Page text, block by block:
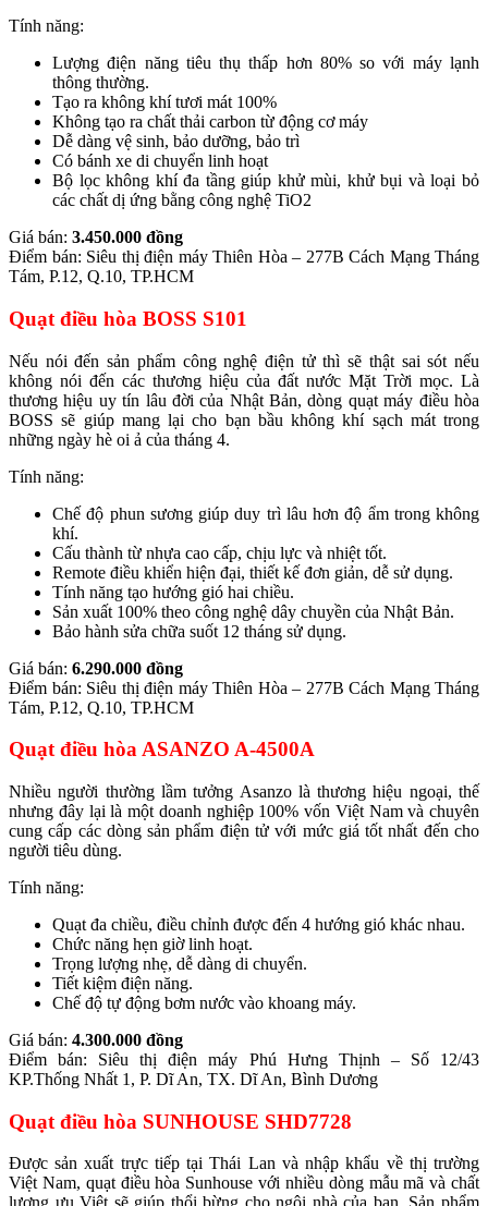
Tính năng:
Lượng điện năng tiêu thụ thấp hơn 80% so với máy lạnh
thông thường.
Tạo ra không khí tươi mát 100%
Không tạo ra chất thải carbon từ động cơ máy
Dễ dàng vệ sinh, bảo dưỡng, bảo trì
Có bánh xe di chuyển linh hoạt
Bộ lọc không khí đa tầng giúp khử mùi, khử bụi và loại bỏ
các chất dị ứng bằng công nghệ TiO2
Giá bán: 3.450.000 đồng
Điểm bán: Siêu thị điện máy Thiên Hòa – 277B Cách Mạng Tháng
Tám, P.12, Q.10, TP.HCM
Quạt điều hòa BOSS S101
Nếu nói đến sản phẩm công nghệ điện tử thì sẽ thật sai sót nếu
không nói đến các thương hiệu của đất nước Mặt Trời mọc. Là
thương hiệu uy tín lâu đời của Nhật Bản, dòng quạt máy điều hòa
BOSS sẽ giúp mang lại cho bạn bầu không khí sạch mát trong
những ngày hè oi ả của tháng 4.
Tính năng:
Chế độ phun sương giúp duy trì lâu hơn độ ẩm trong không
khí.
Cấu thành từ nhựa cao cấp, chịu lực và nhiệt tốt.
Remote điều khiển hiện đại, thiết kế đơn giản, dễ sử dụng.
Tính năng tạo hướng gió hai chiều.
Sản xuất 100% theo công nghệ dây chuyền của Nhật Bản.
Bảo hành sửa chữa suốt 12 tháng sử dụng.
Giá bán: 6.290.000 đồng
Điểm bán: Siêu thị điện máy Thiên Hòa – 277B Cách Mạng Tháng
Tám, P.12, Q.10, TP.HCM
Quạt điều hòa ASANZO A-4500A
Nhiều người thường lầm tưởng Asanzo là thương hiệu ngoại, thế
nhưng đây lại là một doanh nghiệp 100% vốn Việt Nam và chuyên
cung cấp các dòng sản phẩm điện tử với mức giá tốt nhất đến cho
người tiêu dùng.
Tính năng:
Quạt đa chiều, điều chỉnh được đến 4 hướng gió khác nhau.
Chức năng hẹn giờ linh hoạt.
Trọng lượng nhẹ, dễ dàng di chuyển.
Tiết kiệm điện năng.
Chế độ tự động bơm nước vào khoang máy.
Giá bán: 4.300.000 đồng
Điểm bán: Siêu thị điện máy Phú Hưng Thịnh – Số 12/43
KP.Thống Nhất 1, P. Dĩ An, TX. Dĩ An, Bình Dương
Quạt điều hòa SUNHOUSE SHD7728
Được sản xuất trực tiếp tại Thái Lan và nhập khẩu về thị trường
Việt Nam, quạt điều hòa Sunhouse với nhiều dòng mẫu mã và chất